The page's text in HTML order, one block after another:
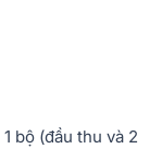
1 bộ (đầu thu và 2